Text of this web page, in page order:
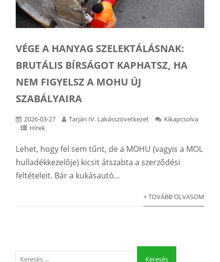
VÉGE A HANYAG SZELEKTÁLÁSNAK:
BRUTÁLIS BÍRSÁGOT KAPHATSZ, HA
NEM FIGYELSZ A MOHU ÚJ
SZABÁLYAIRA
2026-03-27 Tarján IV. Lakásszövetkezet
Kikapcsolva
Hírek
Lehet, hogy fel sem tűnt, de a MOHU (vagyis a MOL
hulladékkezelője) kicsit átszabta a szerződési
feltételeit. Bár a kukásautó...
+ TOVÁBB OLVASOM